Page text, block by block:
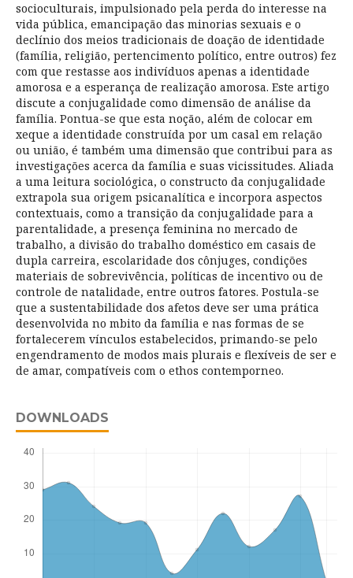
socioculturais, impulsionado pela perda do interesse na
vida pública, emancipação das minorias sexuais e o
declínio dos meios tradicionais de doação de identidade
(família, religião, pertencimento político, entre outros) fez
com que restasse aos indivíduos apenas a identidade
amorosa e a esperança de realização amorosa. Este artigo
discute a conjugalidade como dimensão de análise da
família. Pontua-se que esta noção, além de colocar em
xeque a identidade construída por um casal em relação
ou união, é também uma dimensão que contribui para as
investigações acerca da família e suas vicissitudes. Aliada
a uma leitura sociológica, o constructo da conjugalidade
extrapola sua origem psicanalítica e incorpora aspectos
contextuais, como a transição da conjugalidade para a
parentalidade, a presença feminina no mercado de
trabalho, a divisão do trabalho doméstico em casais de
dupla carreira, escolaridade dos cônjuges, condições
materiais de sobrevivência, políticas de incentivo ou de
controle de natalidade, entre outros fatores. Postula-se
que a sustentabilidade dos afetos deve ser uma prática
desenvolvida no mbito da família e nas formas de se
fortalecerem vínculos estabelecidos, primando-se pelo
engendramento de modos mais plurais e flexíveis de ser e
de amar, compatíveis com o ethos contemporneo.
DOWNLOADS